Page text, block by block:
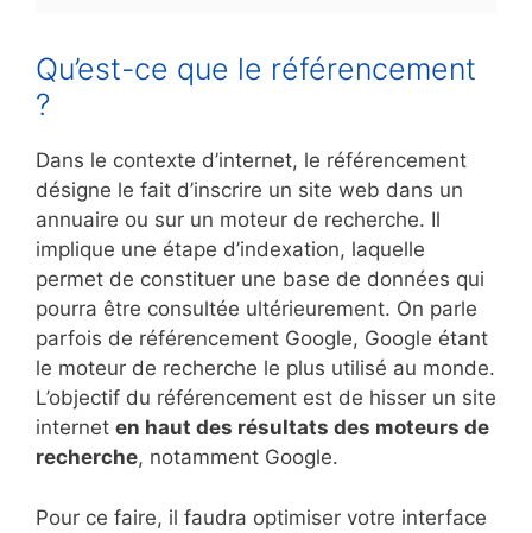
Qu’est-ce que le référencement
?
Dans le contexte d’internet, le référencement
désigne le fait d’inscrire un site web dans un
annuaire ou sur un moteur de recherche. Il
implique une étape d’indexation, laquelle
permet de constituer une base de données qui
pourra être consultée ultérieurement. On parle
parfois de référencement Google, Google étant
le moteur de recherche le plus utilisé au monde.
L’objectif du référencement est de hisser un site
internet en haut des résultats des moteurs de
recherche, notamment Google.
Pour ce faire, il faudra optimiser votre interface